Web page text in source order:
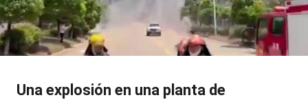
Una explosión en una planta de